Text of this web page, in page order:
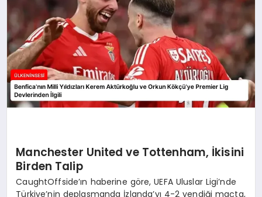
YAŞAM
MALATYA HABERLERI
Manchester United ve Tottenham, İkisini
Birden Talip
CaughtOffside’ın haberine göre, UEFA Uluslar Ligi’nde
Türkiye’nin deplasmanda İzlanda’yı 4-2 yendiği maçta,